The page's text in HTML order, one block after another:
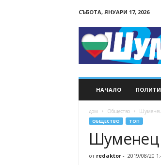
СЪБОТА, ЯНУАРИ 17, 2026
НАЧАЛО
дом Общество
ОБЩЕСТВО ТОП
Шуменец
от redaktor- 2019/08/20